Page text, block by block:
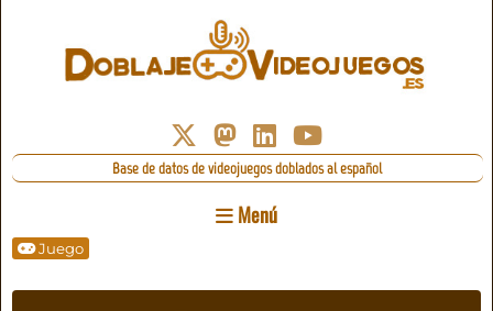
Base de datos de videojuegos doblados al español
Menú
Juego